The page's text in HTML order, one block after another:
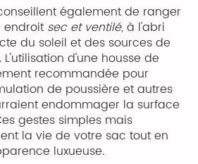
également de ranger
endroit sec et ventilé, à l'abri
du soleil et des sources de
d'une housse de
recommandée pour
de poussière et autres
endommager la surface
gestes simples mais
la vie de votre sac tout en
luxueuse.